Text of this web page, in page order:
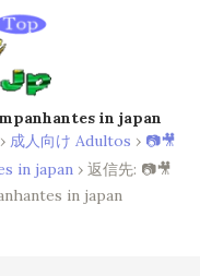
in japan
› 成人向け Adultos › 📷🎥
in japan › 返信先: 📷🎥
in japan